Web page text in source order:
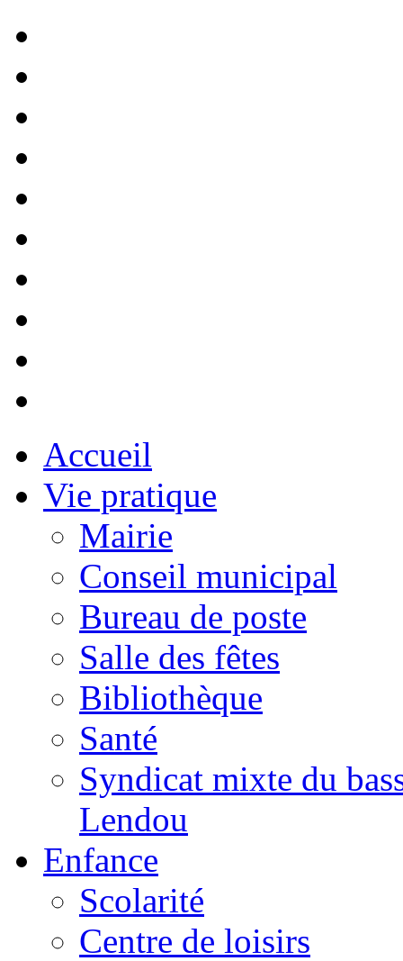
Accueil
Vie pratique
Mairie
Conseil municipal
Bureau de poste
Salle des fêtes
Bibliothèque
Santé
Syndicat mixte du
Lendou
Enfance
Scolarité
Centre de loisirs